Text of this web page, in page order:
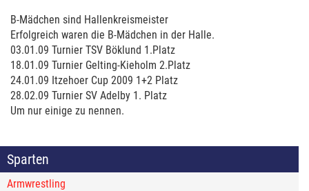
B-Mädchen sind Hallenkreismeister
Erfolgreich waren die B-Mädchen in der Halle.
03.01.09 Turnier TSV Böklund 1.Platz
18.01.09 Turnier Gelting-Kieholm 2.Platz
24.01.09 Itzehoer Cup 2009 1+2 Platz
28.02.09 Turnier SV Adelby 1. Platz
Um nur einige zu nennen.
Sparten
Armwrestling